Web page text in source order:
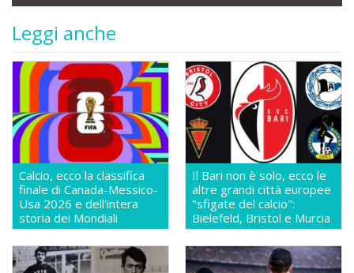
Leggi anche
Calcio, ecco la classifica
finale di Canada-Messico-
Usa 2026 e dell'intera
storia dei Mondiali
Il Bari non è solo, ecco le
altre grandi città europee
"sfigate del calcio":
Bielefeld, Bristol e Murcia